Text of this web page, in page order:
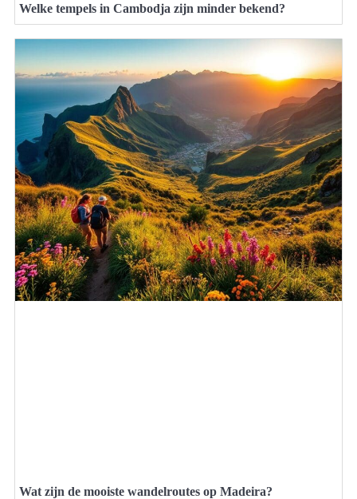
Welke tempels in Cambodja zijn minder bekend?
Wat zijn de mooiste wandelroutes op Madeira?